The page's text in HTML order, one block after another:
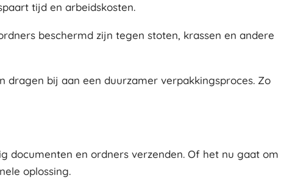
tijd en arbeidskosten.
beschermd zijn tegen stoten, krassen en andere
bij aan een duurzamer verpakkingsproces. Zo
documenten en ordners verzenden. Of het nu gaat om
oplossing.